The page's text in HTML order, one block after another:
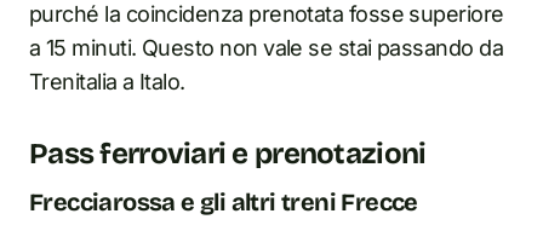
purché la coincidenza prenotata fosse superiore
a 15 minuti. Questo non vale se stai passando da
Trenitalia a Italo.
Pass ferroviari e prenotazioni
Frecciarossa e gli altri treni Frecce